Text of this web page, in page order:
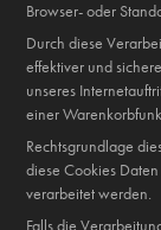
Browser- oder
Durch diese
effektiver und
unseres
einer
Rechtsgrundlage
diese Cookies
verarbeitet werden.
Falls die